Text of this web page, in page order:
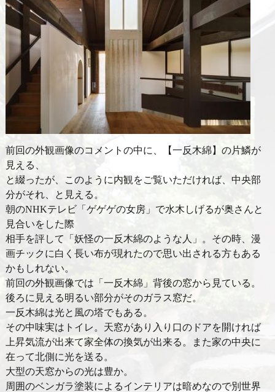
前回の外観画像のコメントの中に、【一反木綿】の片鱗が
見える、
と綴ったが、このように内観をご覧いただければ、中央部
分がそれ、と見える。
朝のNHKテレビ「ゲゲゲの女房」で水木しげるが奥さんと
見合いをした際
相手を評して「妖怪の一反木綿のような人」。その時、漫
画チックに白く長い布が現れたので思い出される方もある
かもしれない。
前回の外観画像では「一反木綿」背後の窓から見ている。
後ろに見える明るい部分がそのガラス窓だ。
一反木綿は光と風の塔でもある。
その中味実はトイレ。天窓があり入り口のドアを開ければ
上昇気流が出来て家全体の換気が出来る。また家の中央に
在って北側に光を送る。
大型の天窓からの光は豊か。
周囲のベンガラ塗装によるインテリアは暗めなので別世界